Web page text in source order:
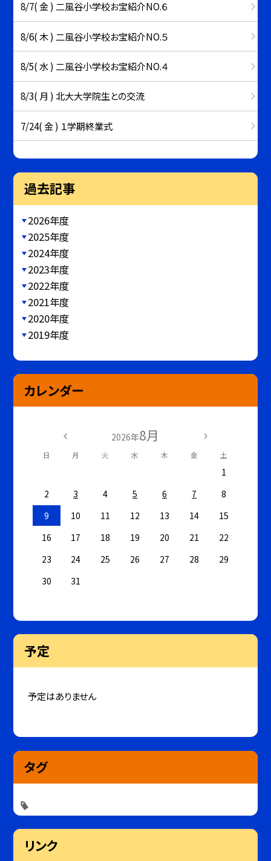
8/7( 金 ) 二風谷小学校お宝紹介NO.６
8/6( 木 ) 二風谷小学校お宝紹介NO.５
8/5( 水 ) 二風谷小学校お宝紹介NO.４
8/3( 月 ) 北大大学院生との交流
7/24( 金 ) １学期終業式
過去記事
2026年度
2025年度
2024年度
2023年度
2022年度
2021年度
2020年度
2019年度
カレンダー
2026年8月
日 月 火 水 木 金 土
1
2
3 4 5 6 7
8
9
10 11 12 13 14
15
16
17 18 19 20 21
22
23
24 25 26 27 28
29
30
31
予定
予定はありません
タグ
リンク